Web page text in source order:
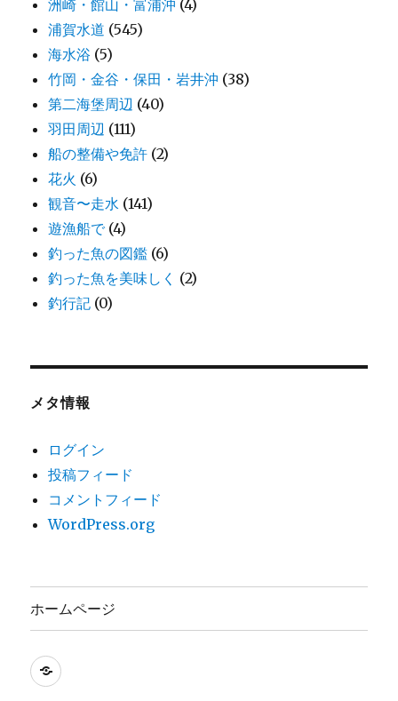
洲崎・館山・富浦沖 (4)
浦賀水道 (545)
海水浴 (5)
竹岡・金谷・保田・岩井沖 (38)
第二海堡周辺 (40)
羽田周辺 (111)
船の整備や免許 (2)
花火 (6)
観音〜走水 (141)
遊漁船で(4)
釣った魚の図鑑 (6)
釣った魚を美味しく (2)
釣行記 (0)
メタ情報
ログイン
投稿フィード
コメントフィード
WordPress.org
ホームページ
ホ